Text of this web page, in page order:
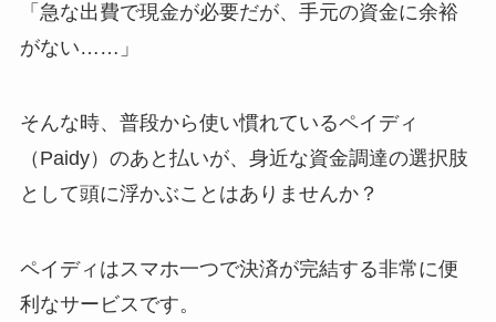
「急な出費で現金が必要だが、手元の資金に余裕
がない……」
そんな時、普段から使い慣れているペイディ
（Paidy）のあと払いが、身近な資金調達の選択肢
として頭に浮かぶことはありませんか？
ペイディはスマホ一つで決済が完結する非常に便
利なサービスです。